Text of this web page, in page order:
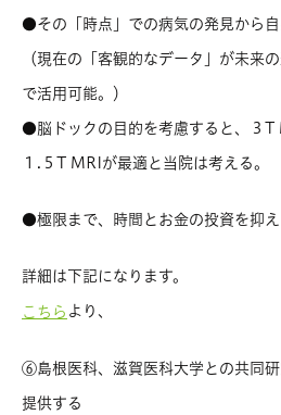
●その「時点」での病気の発見から
（現在の「客観的なデータ」が未来
で活用可能。）
●脳ドックの目的を考慮すると、３T
１.５T MRIが最適と当院は考える。
●極限まで、時間とお金の投資を抑え
詳細は下記になります。
こちら より、
⑥島根医科、滋賀医科大学との共同
提供する